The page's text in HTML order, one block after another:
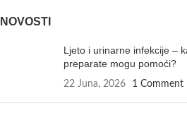
NOVOSTI
Ljeto i urinarne infekcije –
preparate mogu pomoći?
22 Juna, 2026 1 Comment